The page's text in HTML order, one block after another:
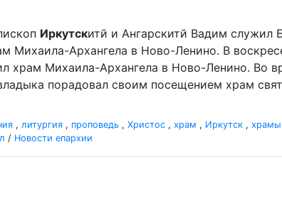
Иркутскитй и Ангарскитй Вадим служил
Михаила-Архангела в Ново-Ленино. В
храм Михаила-Архангела в Ново-Ленино. Во
порадовал своим посещением храм
, литургия , проповедь , Христос , храм , Иркутск , храмы
/ Новости епархии